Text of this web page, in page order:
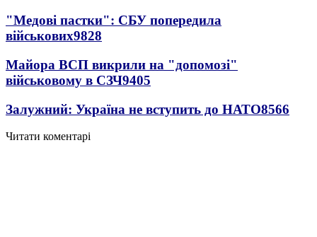
"Медові пастки": СБУ попередила
військових9828
Майора ВСП викрили на "допомозі"
військовому в СЗЧ9405
Залужний: Україна не вступить до НАТО8566
Читати коментарі